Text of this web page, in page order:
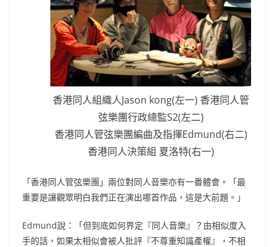
香港同人組織人Jason kong(左一) 香港同人管
弦樂團行政總監S2(左二)
香港同人管弦樂團編曲及指揮Edmund(右二)
香港同人決策組 夏洛特(右一)
「香港同人管弦樂團」兩位對同人音樂亦有一番體會。「最
重要是讓觀眾明白我們正在演出哪首作品，這是大前題。」
Edmund說：「但到底如何界定『同人音樂』？由相似度入
手的話，如果太相似會被人批評『不尊重知識產權』，不相